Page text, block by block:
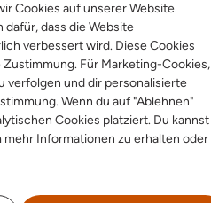
Cookies auf unserer Website.
dass die Website
verbessert wird. Diese Cookies
Für Marketing-Cookies,
verfolgen und dir personalisierte
Wenn du auf "Ablehnen"
Cookies platziert. Du kannst
Informationen zu erhalten oder
-30%
Lil' Atelier
Wide jeans